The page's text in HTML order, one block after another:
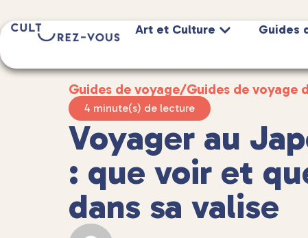
Art et Culture Guides
Guides de voyage/Guides de voyage
4 minute(s) de lecture
Voyager au
: que voir et
dans sa valise